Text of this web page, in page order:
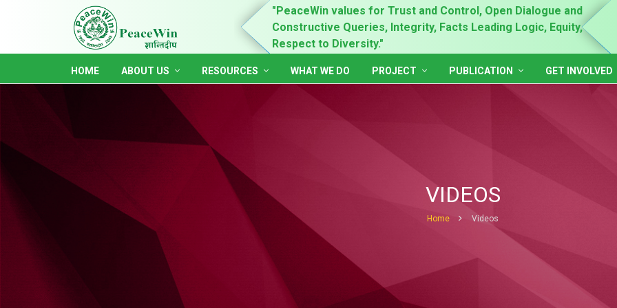
is for child rights promotion & practices,
of women and youth leadership, self-dependent,
and accountable society."
"PeaceWin values for Trust and Control, Open Dialogue and
Constructive Queries, Integrity, Facts Leading Logic, Equity,
Respect to Diversity."
HOME ABOUT US RESOURCES WHAT WE DO PROJECT PUBLICATION GET INVOLVED
VIDEOS
Home Videos